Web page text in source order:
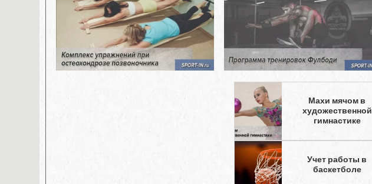
Махи мячом в
художественной
гимнастике
Учет работы в
баскетболе